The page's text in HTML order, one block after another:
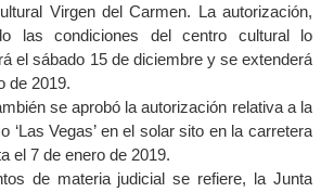
Virgen del Carmen. La autorización,
las condiciones del centro cultural lo
el sábado 15 de diciembre y se extenderá
de 2019.
se aprobó la autorización relativa a la
‘Las Vegas’ en el solar sito en la carretera
el 7 de enero de 2019.
de materia judicial se refiere, la Junta